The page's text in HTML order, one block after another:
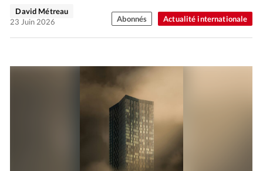
Actualité internationale
David Métreau
23 Juin 2026
Abonnés